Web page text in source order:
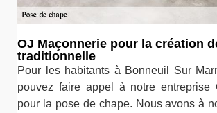
OJ Maçonnerie pour la création
traditionnelle
Pour les habitants à Bonneuil Sur
pouvez faire appel à notre entreprise
pour la pose de chape. Nous avons à